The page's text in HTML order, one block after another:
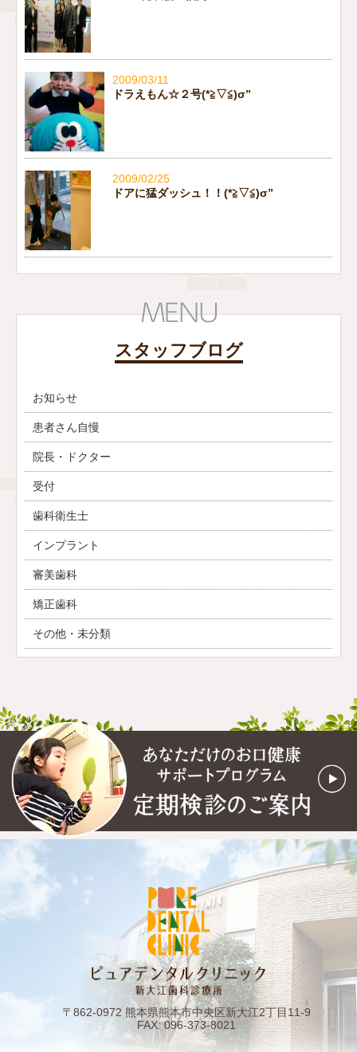
2009/03/11
ドラえもん☆２号(*≧▽≦)σ”
2009/02/25
ドアに猛ダッシュ！！(*≧▽≦)σ”
スタッフブログ
お知らせ
患者さん自慢
院長・ドクター
受付
歯科衛生士
インプラント
審美歯科
矯正歯科
その他・未分類
〒862-0972 熊本県熊本市中央区新大江2丁目11-9
FAX: 096-373-8021